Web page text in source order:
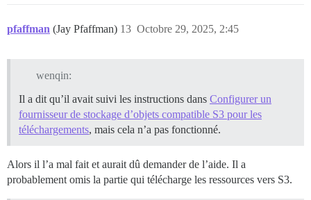
pfaffman (Jay Pfaffman) Octobre 29, 2025, 2:45
13
wenqin:
Il a dit qu’il avait suivi les instructions dans Configurer un
fournisseur de stockage d’objets compatible S3 pour les
téléchargements, mais cela n’a pas fonctionné.
Alors il l’a mal fait et aurait dû demander de l’aide. Il a
probablement omis la partie qui télécharge les ressources vers S3.